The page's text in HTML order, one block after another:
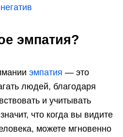
эмпатия?
эмпатия — это
людей, благодаря
и учитывать
что когда вы видите
можете мгновенно